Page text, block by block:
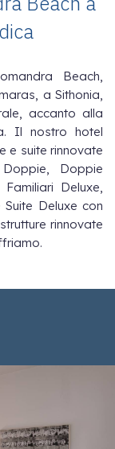
Beach,
a Sithonia,
accanto alla
Il nostro hotel
e suite rinnovate
Doppie
Deluxe,
Deluxe con
rinnovate